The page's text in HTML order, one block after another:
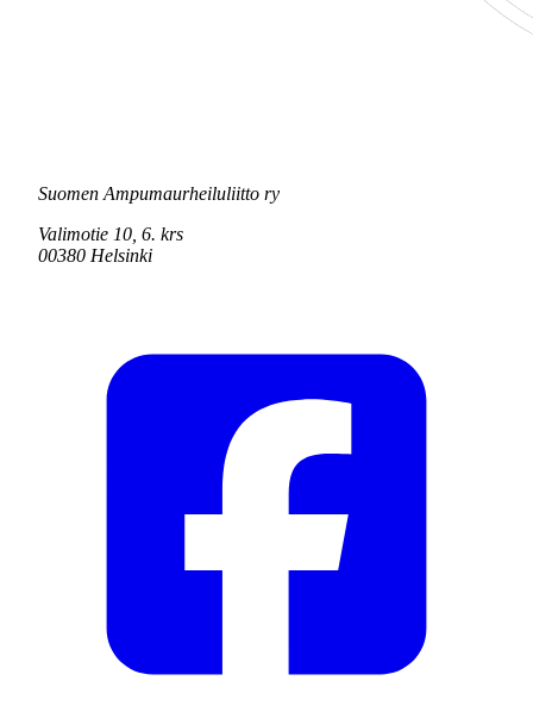
Suomen Ampumaurheiluliitto ry
Valimotie 10, 6. krs
00380 Helsinki